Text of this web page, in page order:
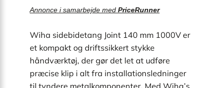
Annonce i samarbejde med PriceRunner
Wiha sidebidetang Joint 140 mm 1000V er
et kompakt og driftssikkert stykke
håndværktøj, der gør det let at udføre
præcise klip i alt fra installationsledninger
til tyndere metalkomponenter. Med Wiha’s